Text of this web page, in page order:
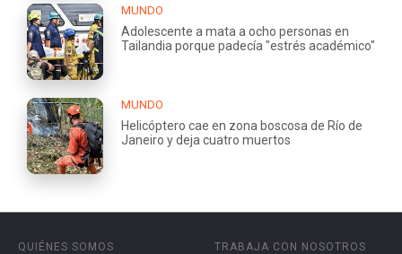
MUNDO
Adolescente a mata a ocho personas en
Tailandia porque padecía "estrés académico"
MUNDO
Helicóptero cae en zona boscosa de Río de
Janeiro y deja cuatro muertos
QUIÉNES SOMOS
TRABAJA CON NOSOTROS